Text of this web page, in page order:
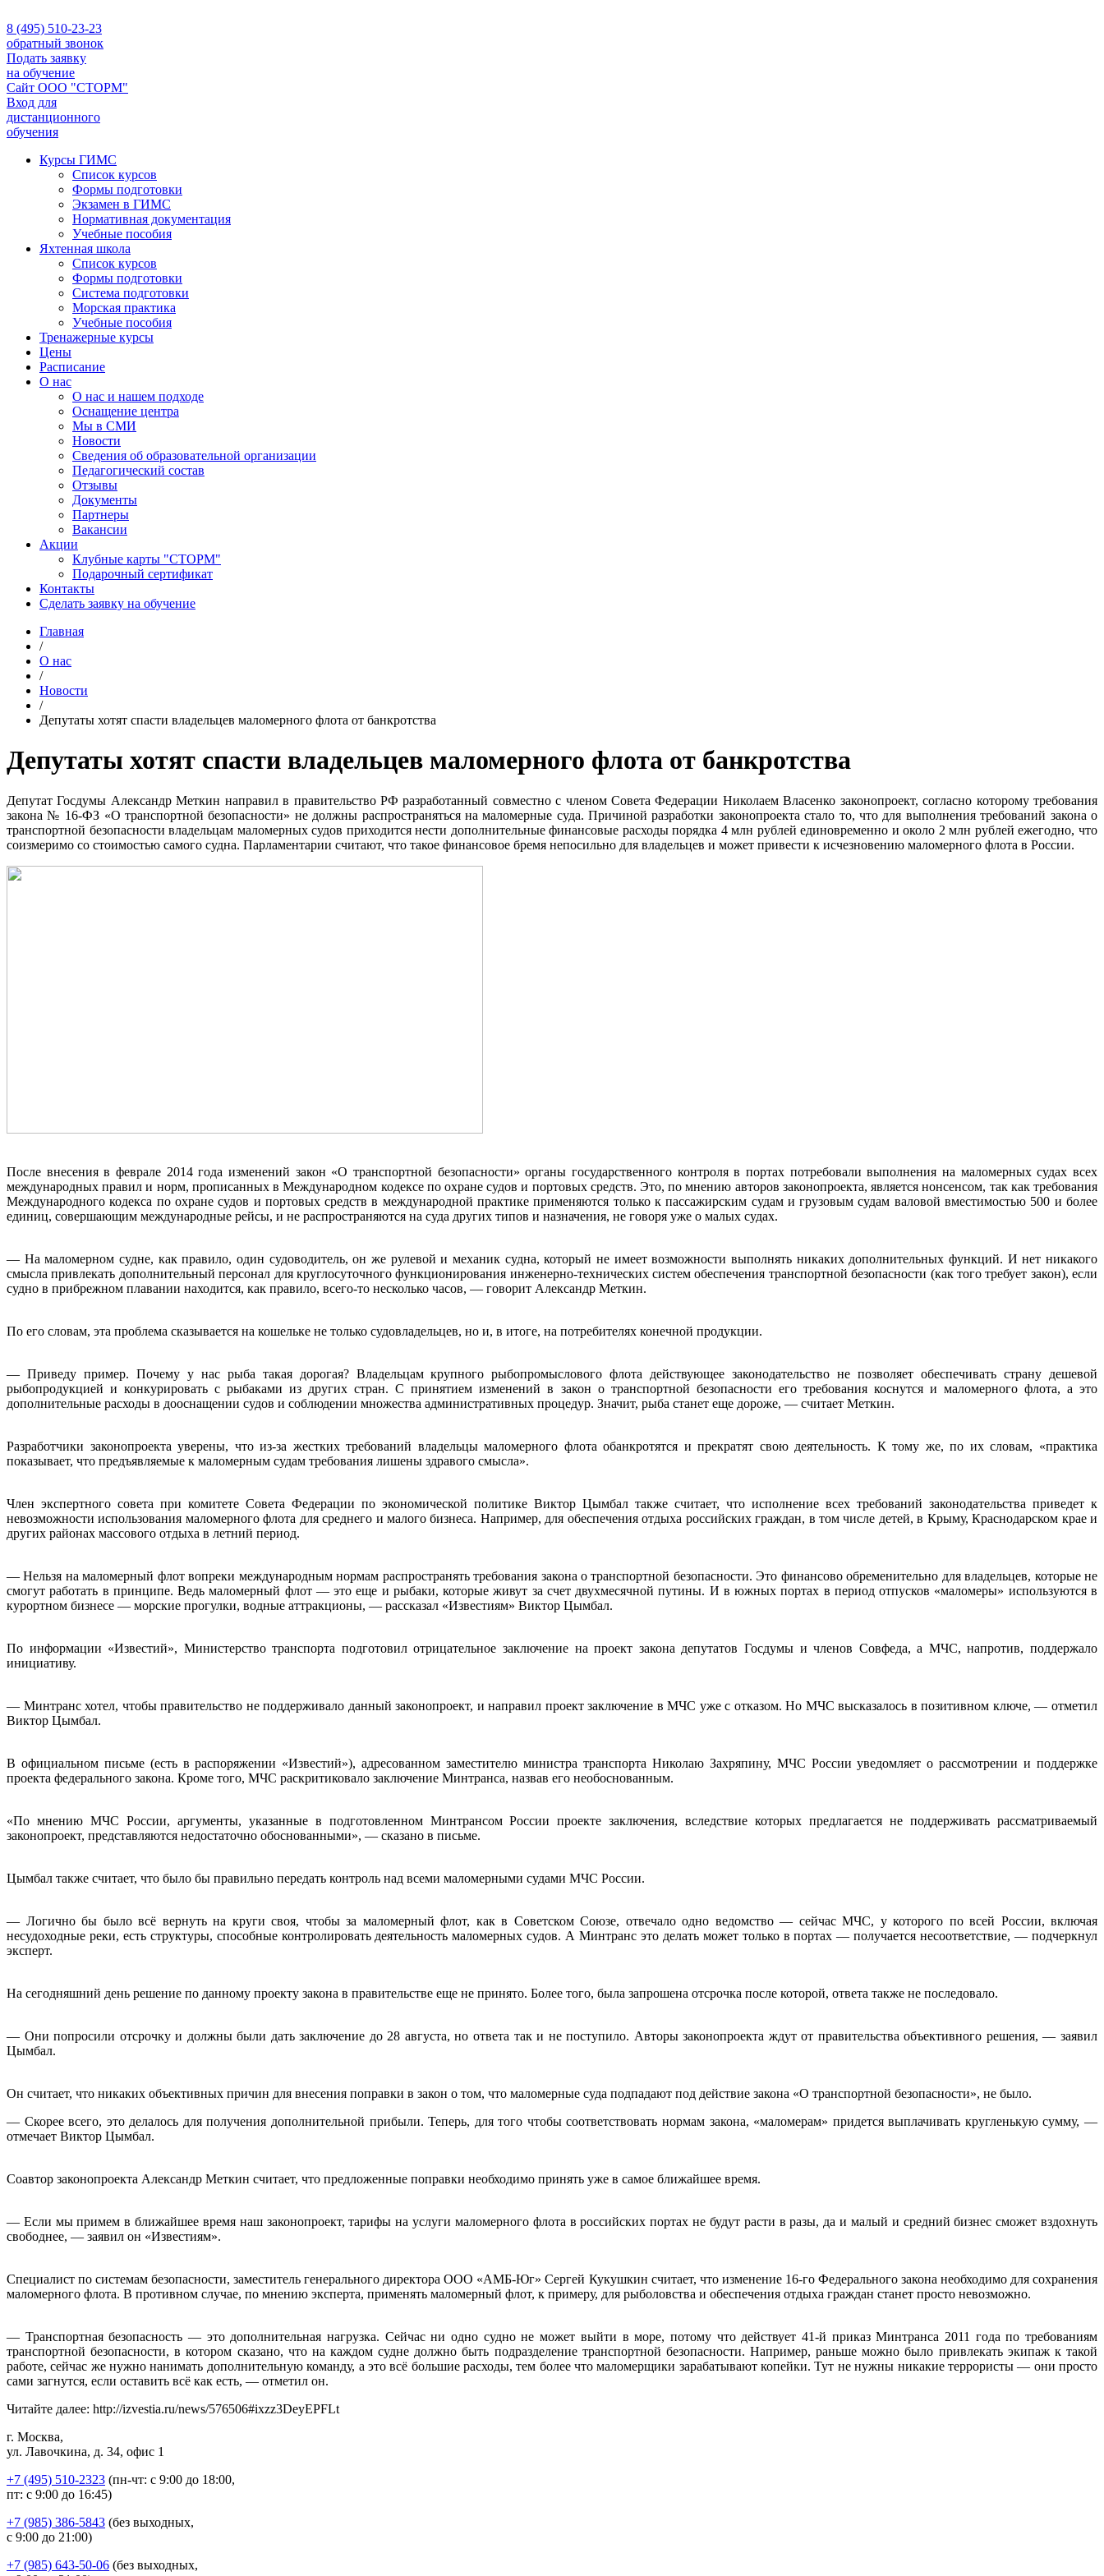
8 (495) 510-23-23
обратный звонок
Подать заявку
на обучение
Сайт ООО "СТОРМ"
Вход для
дистанционного
обучения
Курсы ГИМС
Список курсов
Формы подготовки
Экзамен в ГИМС
Нормативная документация
Учебные пособия
Яхтенная школа
Список курсов
Формы подготовки
Cистема подготовки
Морская практика
Учебные пособия
Тренажерные курсы
Цены
Расписание
О нас
О нас и нашем подходе
Оснащение центра
Мы в СМИ
Новости
Сведения об образовательной организации
Педагогический состав
Отзывы
Документы
Партнеры
Вакансии
Акции
Клубные карты "СТОРМ"
Подарочный сертификат
Контакты
Сделать заявку на обучение
Главная
/
О нас
/
Новости
/
Депутаты хотят спасти владельцев маломерного флота от банкротства
Депутаты хотят спасти владельцев маломерного флота от банкротства
Депутат Госдумы Александр Меткин направил в правительство РФ разработанный совместно с членом Совета Федерации Николаем Власенко законопроект, согласно которому требования
закона № 16-ФЗ «О транспортной безопасности» не должны распространяться на маломерные суда. Причиной разработки законопроекта стало то, что для выполнения требований закона о
транспортной безопасности владельцам маломерных судов приходится нести дополнительные финансовые расходы порядка 4 млн рублей единовременно и около 2 млн рублей ежегодно, что
соизмеримо со стоимостью самого судна. Парламентарии считают, что такое финансовое бремя непосильно для владельцев и может привести к исчезновению маломерного флота в России.
После внесения в феврале 2014 года изменений закон «О транспортной безопасности» органы государственного контроля в портах потребовали выполнения на маломерных судах всех
международных правил и норм, прописанных в Международном кодексе по охране судов и портовых средств. Это, по мнению авторов законопроекта, является нонсенсом, так как требования
Международного кодекса по охране судов и портовых средств в международной практике применяются только к пассажирским судам и грузовым судам валовой вместимостью 500 и более
единиц, совершающим международные рейсы, и не распространяются на суда других типов и назначения, не говоря уже о малых судах.
— На маломерном судне, как правило, один судоводитель, он же рулевой и механик судна, который не имеет возможности выполнять никаких дополнительных функций. И нет никакого
смысла привлекать дополнительный персонал для круглосуточного функционирования инженерно-технических систем обеспечения транспортной безопасности (как того требует закон), если
судно в прибрежном плавании находится, как правило, всего-то несколько часов, — говорит Александр Меткин.
По его словам, эта проблема сказывается на кошельке не только судовладельцев, но и, в итоге, на потребителях конечной продукции.
— Приведу пример. Почему у нас рыба такая дорогая? Владельцам крупного рыбопромыслового флота действующее законодательство не позволяет обеспечивать страну дешевой
рыбопродукцией и конкурировать с рыбаками из других стран. С принятием изменений в закон о транспортной безопасности его требования коснутся и маломерного флота, а это
дополнительные расходы в дооснащении судов и соблюдении множества административных процедур. Значит, рыба станет еще дороже, — считает Меткин.
Разработчики законопроекта уверены, что из-за жестких требований владельцы маломерного флота обанкротятся и прекратят свою деятельность. К тому же, по их словам, «практика
показывает, что предъявляемые к маломерным судам требования лишены здравого смысла».
Член экспертного совета при комитете Совета Федерации по экономической политике Виктор Цымбал также считает, что исполнение всех требований законодательства приведет к
невозможности использования маломерного флота для среднего и малого бизнеса. Например, для обеспечения отдыха российских граждан, в том числе детей, в Крыму, Краснодарском крае и
других районах массового отдыха в летний период.
— Нельзя на маломерный флот вопреки международным нормам распространять требования закона о транспортной безопасности. Это финансово обременительно для владельцев, которые не
смогут работать в принципе. Ведь маломерный флот — это еще и рыбаки, которые живут за счет двухмесячной путины. И в южных портах в период отпусков «маломеры» используются в
курортном бизнесе — морские прогулки, водные аттракционы, — рассказал «Известиям» Виктор Цымбал.
По информации «Известий», Министерство транспорта подготовил отрицательное заключение на проект закона депутатов Госдумы и членов Совфеда, а МЧС, напротив, поддержало
инициативу.
— Минтранс хотел, чтобы правительство не поддерживало данный законопроект, и направил проект заключение в МЧС уже с отказом. Но МЧС высказалось в позитивном ключе, — отметил
Виктор Цымбал.
В официальном письме (есть в распоряжении «Известий»), адресованном заместителю министра транспорта Николаю Захряпину, МЧС России уведомляет о рассмотрении и поддержке
проекта федерального закона. Кроме того, МЧС раскритиковало заключение Минтранса, назвав его необоснованным.
«По мнению МЧС России, аргументы, указанные в подготовленном Минтрансом России проекте заключения, вследствие которых предлагается не поддерживать рассматриваемый
законопроект, представляются недостаточно обоснованными», — сказано в письме.
Цымбал также считает, что было бы правильно передать контроль над всеми маломерными судами МЧС России.
— Логично бы было всё вернуть на круги своя, чтобы за маломерный флот, как в Советском Союзе, отвечало одно ведомство — сейчас МЧС, у которого по всей России, включая
несудоходные реки, есть структуры, способные контролировать деятельность маломерных судов. А Минтранс это делать может только в портах — получается несоответствие, — подчеркнул
эксперт.
На сегодняшний день решение по данному проекту закона в правительстве еще не принято. Более того, была запрошена отсрочка после которой, ответа также не последовало.
— Они попросили отсрочку и должны были дать заключение до 28 августа, но ответа так и не поступило. Авторы законопроекта ждут от правительства объективного решения, — заявил
Цымбал.
Он считает, что никаких объективных причин для внесения поправки в закон о том, что маломерные суда подпадают под действие закона «О транспортной безопасности», не было.
— Скорее всего, это делалось для получения дополнительной прибыли. Теперь, для того чтобы соответствовать нормам закона, «маломерам» придется выплачивать кругленькую сумму, —
отмечает Виктор Цымбал.
Соавтор законопроекта Александр Меткин считает, что предложенные поправки необходимо принять уже в самое ближайшее время.
— Если мы примем в ближайшее время наш законопроект, тарифы на услуги маломерного флота в российских портах не будут расти в разы, да и малый и средний бизнес сможет вздохнуть
свободнее, — заявил он «Известиям».
Специалист по системам безопасности, заместитель генерального директора ООО «АМБ-Юг» Сергей Кукушкин считает, что изменение 16-го Федерального закона необходимо для сохранения
маломерного флота. В противном случае, по мнению эксперта, применять маломерный флот, к примеру, для рыболовства и обеспечения отдыха граждан станет просто невозможно.
— Транспортная безопасность — это дополнительная нагрузка. Сейчас ни одно судно не может выйти в море, потому что действует 41-й приказ Минтранса 2011 года по требованиям
транспортной безопасности, в котором сказано, что на каждом судне должно быть подразделение транспортной безопасности. Например, раньше можно было привлекать экипаж к такой
работе, сейчас же нужно нанимать дополнительную команду, а это всё большие расходы, тем более что маломерщики зарабатывают копейки. Тут не нужны никакие террористы — они просто
сами загнутся, если оставить всё как есть, — отметил он.
Читайте далее: http://izvestia.ru/news/576506#ixzz3DeyEPFLt
г. Москва,
ул. Лавочкина, д. 34, офис 1
+7 (495) 510-2323 (пн-чт: с 9:00 до 18:00,
пт: с 9:00 до 16:45)
+7 (985) 386-5843 (без выходных,
с 9:00 до 21:00)
+7 (985) 643-50-06 (без выходных,